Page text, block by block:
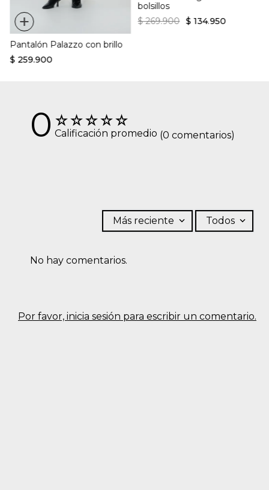
+
Pantalón Palazzo con brillo
$ 259.900
bolsillos
$ 269.900 $ 134.950
☆☆☆☆☆
0 Calificación promedio (0 comentarios)
Por favor, inicia sesión para escribir un comentario.
Más reciente Todos
No hay comentarios.